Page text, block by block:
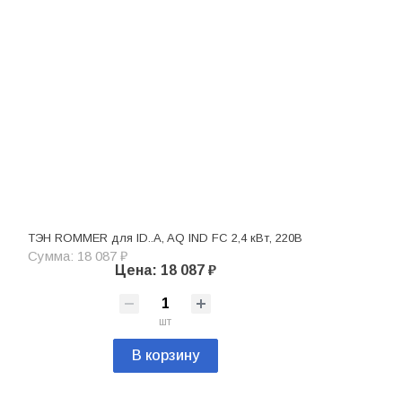
ТЭН ROMMER для ID..A, AQ IND FC 2,4 кВт, 220B
Сумма: 18 087 ₽
Цена: 18 087 ₽
шт
В корзину